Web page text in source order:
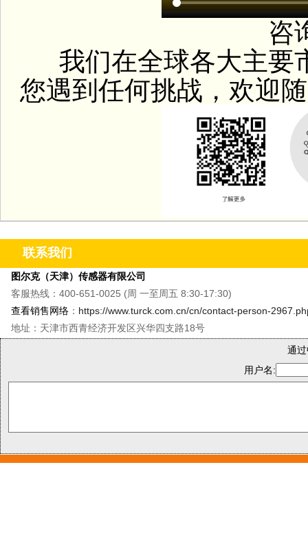
咨询
我们在全球各大主要
您遇到任何挑战，欢
联系我们
图尔克（天津）传感器有限公司
客服热线：400-651-0025 (周 一至周五 8:30-17:30)
查看销售网络 ： https://www.turck.com.cn/cn/contact-person-
地址：天津市西青经济开发区兴华四支路18号
通
用户名: